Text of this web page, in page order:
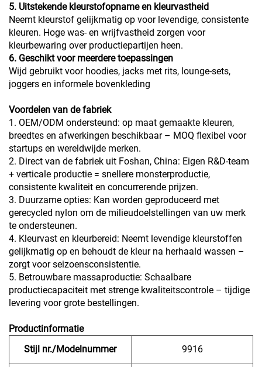
5. Uitstekende kleurstofopname en kleurvastheid
Neemt kleurstof gelijkmatig op voor levendige, consistente
kleuren. Hoge was- en wrijfvastheid zorgen voor
kleurbewaring over productiepartijen heen.
6. Geschikt voor meerdere toepassingen
Wijd gebruikt voor hoodies, jacks met rits, lounge-sets,
joggers en informele bovenkleding
Voordelen van de fabriek
1. OEM/ODM ondersteund: op maat gemaakte kleuren,
breedtes en afwerkingen beschikbaar – MOQ flexibel voor
startups en wereldwijde merken.
2. Direct van de fabriek uit Foshan, China: Eigen R&D-team
+ verticale productie = snellere monsterproductie,
consistente kwaliteit en concurrerende prijzen.
3. Duurzame opties: Kan worden geproduceerd met
gerecycled nylon om de milieudoelstellingen van uw merk
te ondersteunen.
4. Kleurvast en kleurbereid: Neemt levendige kleurstoffen
gelijkmatig op en behoudt de kleur na herhaald wassen –
zorgt voor seizoensconsistentie.
5. Betrouwbare massaproductie: Schaalbare
productiecapaciteit met strenge kwaliteitscontrole – tijdige
levering voor grote bestellingen.
Productinformatie
Stijl nr./Modelnummer
9916